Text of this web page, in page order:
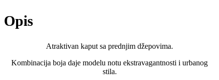
Opis
Atraktivan kaput sa prednjim džepovima.
Kombinacija boja daje modelu notu ekstravagantnosti i urbanog
stila.